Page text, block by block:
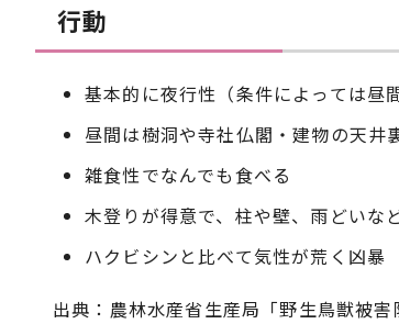
行動
基本的に夜行性（条件によっては昼
昼間は樹洞や寺社仏閣・建物の天井
雑食性でなんでも食べる
木登りが得意で、柱や壁、雨どいな
ハクビシンと比べて気性が荒く凶暴
出典：農林水産省生産局「野生鳥獣被